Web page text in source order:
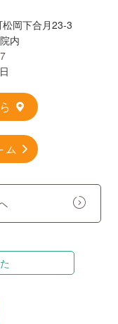
岡下合月23-3
内
ム